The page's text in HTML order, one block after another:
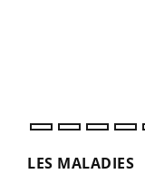
LES MALADIES